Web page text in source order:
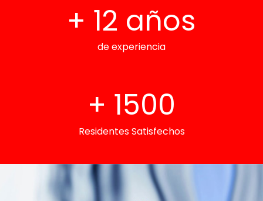
+ 12 años
de experiencia
+ 1500
Residentes Satisfechos